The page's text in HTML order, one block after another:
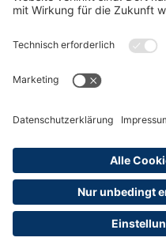
Datenschutzerklärung
Widerrufsrecht
Versandinformationen
Erklärung zur Barrierefreiheit
Abonnements hier kündigen
Cookie-Einstellungen
Alle Preise sind inkl. MwSt. und ggf. zzgl.